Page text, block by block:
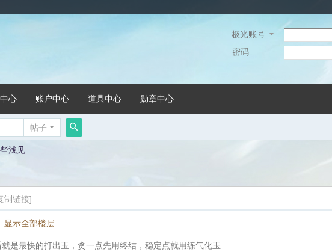
极光账号
密码
心 账户中心 道具中心 勋章中心
帖子
浅见
制链接]
显示全部楼层
是最快的打出玉，贪一点先用终结，稳定点就用练气化玉